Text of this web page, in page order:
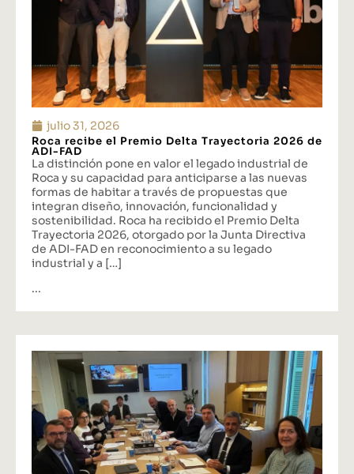
julio 31, 2026
Roca recibe el Premio Delta Trayectoria 2026 de
ADI-FAD
La distinción pone en valor el legado industrial de
Roca y su capacidad para anticiparse a las nuevas
formas de habitar a través de propuestas que
integran diseño, innovación, funcionalidad y
sostenibilidad. Roca ha recibido el Premio Delta
Trayectoria 2026, otorgado por la Junta Directiva
de ADI-FAD en reconocimiento a su legado
industrial y a […]
...